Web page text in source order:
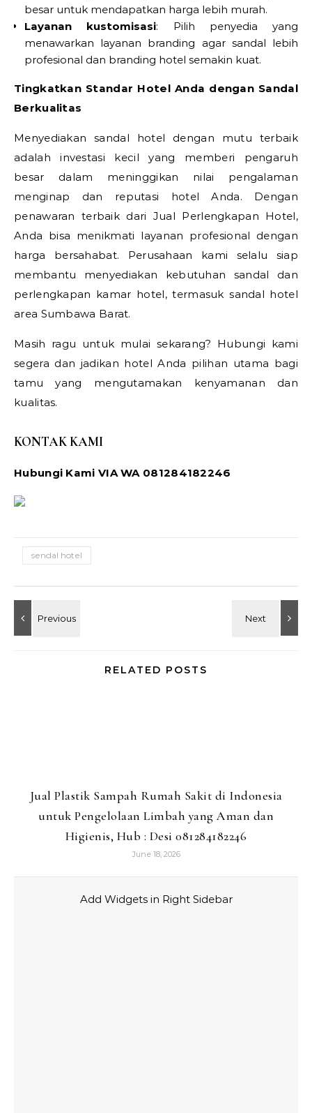
besar untuk mendapatkan harga lebih murah.
Layanan kustomisasi: Pilih penyedia yang
menawarkan layanan branding agar sandal lebih
profesional dan branding hotel semakin kuat.
Tingkatkan Standar Hotel Anda dengan Sandal
Berkualitas
Menyediakan sandal hotel dengan mutu terbaik
adalah investasi kecil yang memberi pengaruh
besar dalam meninggikan nilai pengalaman
menginap dan reputasi hotel Anda. Dengan
penawaran terbaik dari Jual Perlengkapan Hotel,
Anda bisa menikmati layanan profesional dengan
harga bersahabat. Perusahaan kami selalu siap
membantu menyediakan kebutuhan sandal dan
perlengkapan kamar hotel, termasuk sandal hotel
area Sumbawa Barat.
Masih ragu untuk mulai sekarang? Hubungi kami
segera dan jadikan hotel Anda pilihan utama bagi
tamu yang mengutamakan kenyamanan dan
kualitas.
KONTAK KAMI
Hubungi Kami VIA WA 081284182246
sendal hotel
RELATED POSTS
Jual Plastik Sampah Rumah Sakit di Indonesia
untuk Pengelolaan Limbah yang Aman dan
Higienis, Hub : Desi 081284182246
June 18, 2026
Add Widgets in Right Sidebar